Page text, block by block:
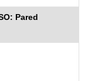
Pared